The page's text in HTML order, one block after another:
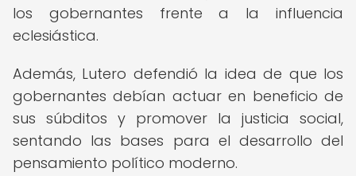
los gobernantes frente a la influencia
eclesiástica.
Además, Lutero defendió la idea de que los
gobernantes debían actuar en beneficio de
sus súbditos y promover la justicia social,
sentando las bases para el desarrollo del
pensamiento político moderno.